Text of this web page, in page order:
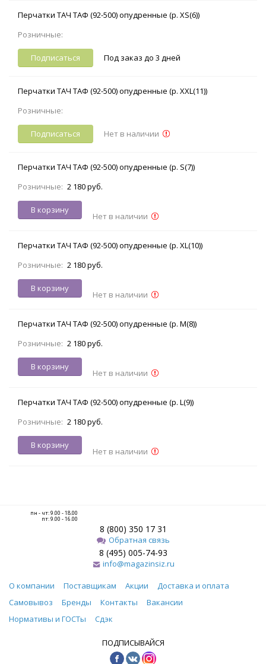
Перчатки ТАЧ ТАФ (92-500) опудренные (р. XS(6))
Розничные:
Подписаться Под заказ до 3 дней
Перчатки ТАЧ ТАФ (92-500) опудренные (р. XXL(11))
Розничные:
Подписаться Нет в наличии
Перчатки ТАЧ ТАФ (92-500) опудренные (р. S(7))
Розничные: 2 180 руб.
В корзину
Нет в наличии
Перчатки ТАЧ ТАФ (92-500) опудренные (р. XL(10))
Розничные: 2 180 руб.
В корзину
Нет в наличии
Перчатки ТАЧ ТАФ (92-500) опудренные (р. M(8))
Розничные: 2 180 руб.
В корзину
Нет в наличии
Перчатки ТАЧ ТАФ (92-500) опудренные (р. L(9))
Розничные: 2 180 руб.
В корзину
Нет в наличии
пн - чт: 9.00 - 18.00
пт: 9.00 - 16.00
8 (800) 350 17 31
Обратная связь
8 (495) 005-74-93
info@magazinsiz.ru
О компании Поставщикам Акции
Доставка и оплата
Самовывоз
Бренды Контакты
Вакансии
Нормативы и ГОСТы
Сдэк
ПОДПИСЫВАЙСЯ